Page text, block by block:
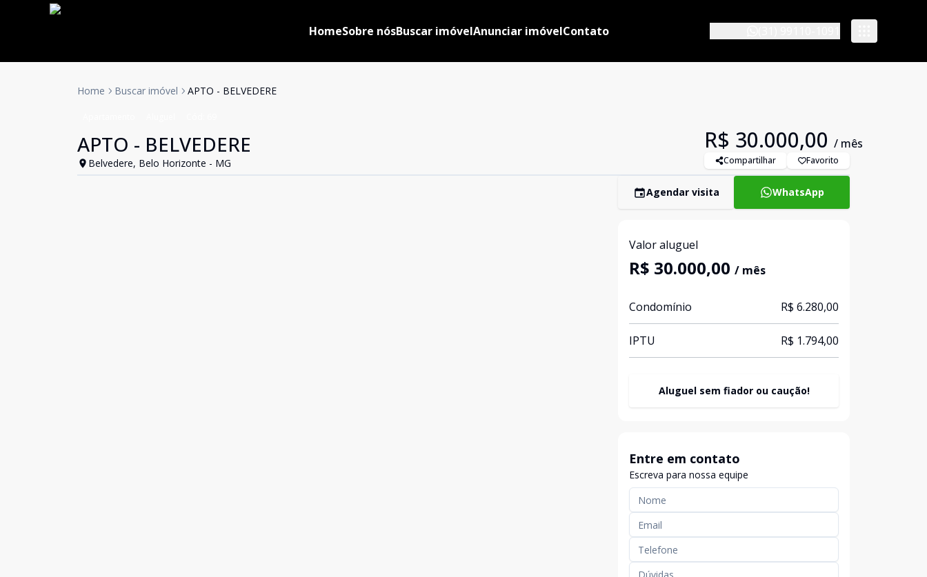
HomeSobre nósBuscar imóvelAnunciar imóvelContato
Home Buscar imóvel APTO - BELVEDERE
APTO - BELVEDERE
Belvedere, Belo Horizonte - MG
R$ 30.000,00 / mês
Compartilhar Favorito
Agendar visita WhatsApp
Valor aluguel
R$ 30.000,00 / mês
Condomínio R$ 6.280,00
IPTU R$ 1.794,00
Aluguel sem fiador ou caução!
Entre em contato
Escreva para nossa equipe